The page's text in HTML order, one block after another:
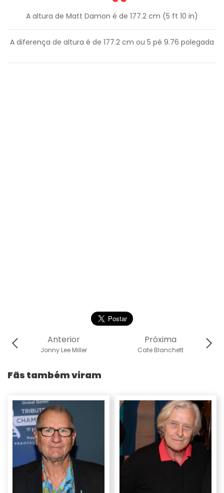
A altura de Matt Damon é de 177.2 cm (5 ft 10 in)
A diferença de altura é de 177.2 cm ou 5 pé 9.76 polegada
Próxima
Cate Blanchett
Anterior
Jonny Lee Miller
Fãs também viram